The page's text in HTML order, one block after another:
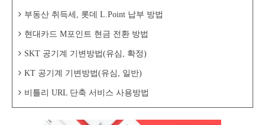
부동산 취득세, 롯데 L.Point 납부 방법
현대카드 M포인트 현금 전환 방법
SKT 공기계 기변방법(유심, 확정)
KT 공기계 기변방법(유심, 일반)
비틀리 URL 단축 서비스 사용방법